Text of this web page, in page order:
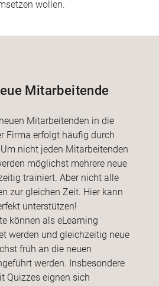
wollen.
Mitarbeitende
Mitarbeitenden in die
Firma erfolgt häufig durch
nicht jeden Mitarbeitenden
möglichst mehrere neue
trainiert. Aber nicht alle
zur gleichen Zeit. Hier kann
unterstützen!
können als eLearning
werden und gleichzeitig neue
früh an die neuen
werden. Insbesondere
Quizzes eignen sich